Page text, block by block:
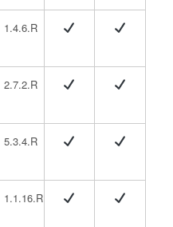
1.4.6.R
2.7.2.R
5.3.4.R
1.1.16.R